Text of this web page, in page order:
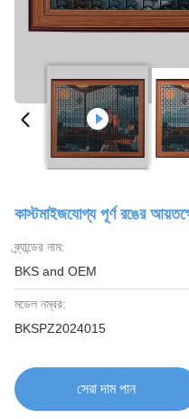
কাস্টমাইজযোগ্য পূর্ণ রঙের
ব্র্যান্ডের নাম:
BKS and OEM
মডেল নম্বর:
BKSPZ2024015
সেরা দাম পান